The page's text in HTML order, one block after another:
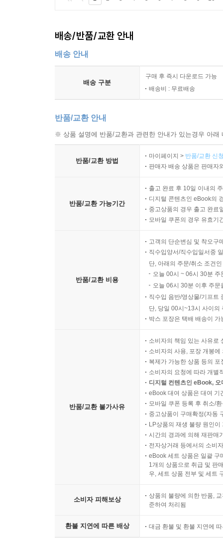
배송/반품/교환 안내
배송 안내
배송 구분
구매 후 즉시 다운로드 가능
배송비 : 무료배송
반품/교환 안내
※ 상품 설명에 반품/교환과 관련한 안내가 있는경우 아
반품/교환 방법
마이페이지 > 반품/교환 신
판매자 배송 상품은 판매자
반품/교환 가능기간
출고 완료 후 10일 이내의
디지털 콘텐츠인 eBook의
중고상품의 경우 출고 완료
모바일 쿠폰의 경우 유효기
반품/교환 비용
고객의 단순변심 및 착오구
직수입양서/직수입일서중
단, 아래의 주문/취소 조건
오늘 00시 ~ 06시 30분
오늘 06시 30분 이후 주
직수입 음반/영상물/기프트
단, 당일 00시~13시 사이의
박스 포장은 택배 배송이
반품/교환 불가사유
소비자의 책임 있는 사유로
소비자의 사용, 포장 개봉
복제가 가능한 상품 등의
소비자의 요청에 따라 개별
디지털 컨텐츠인 eBook,
eBook 대여 상품은 대여 기
모바일 쿠폰 등록 후 취소/
중고상품이 구매확정(자동
LP상품의 재생 불량 원인
시간의 경과에 의해 재판매
전자상거래 등에서의 소비
eBook 세트 상품은 일괄 구
1개의 상품으로 취급 및 판
우, 세트 상품 전부 및 세트
소비자 피해보상
상품의 불량에 의한 반품,
준하여 처리됨
환불 지연에 따른 배상 대금 환불 및 환불 지연에